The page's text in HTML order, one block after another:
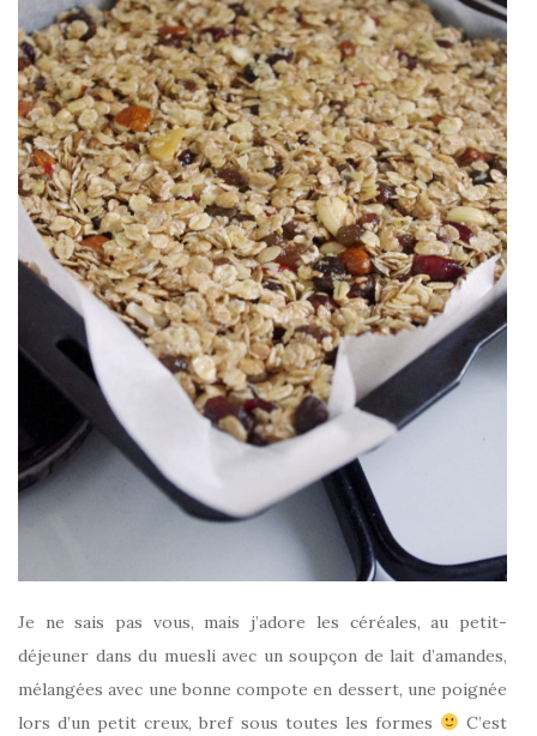
Je ne sais pas vous, mais j’adore les céréales, au petit-
déjeuner dans du muesli avec un soupçon de lait d’amandes,
mélangées avec une bonne compote en dessert, une poignée
lors d’un petit creux, bref sous toutes les formes
C’est